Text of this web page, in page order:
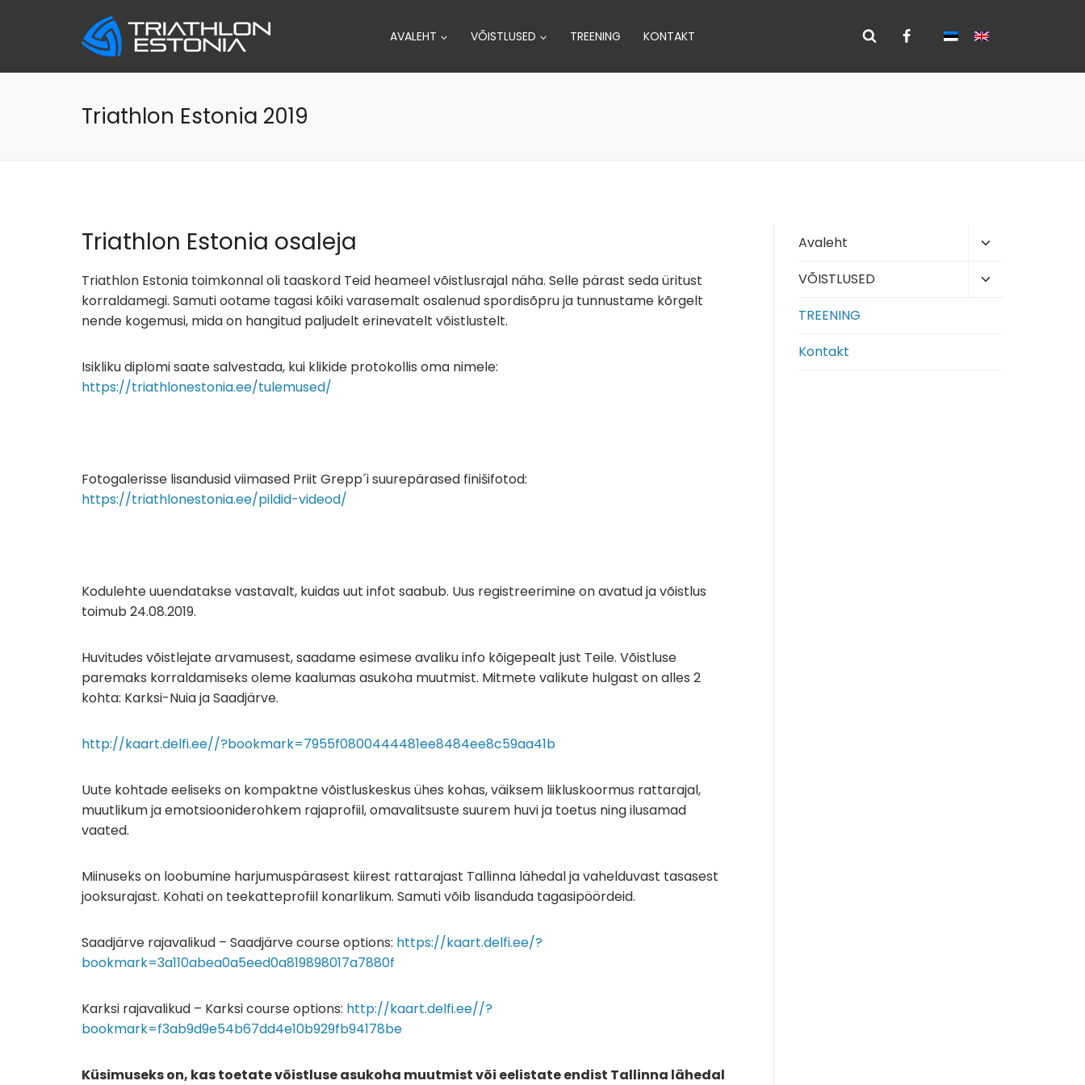
AVALEHT VÕISTLUSED TREENING KONTAKT
Triathlon Estonia 2019
Triathlon Estonia osaleja
Triathlon Estonia toimkonnal oli taaskord Teid heameel võistlusrajal näha. Selle pärast seda üritust
korraldamegi. Samuti ootame tagasi kõiki varasemalt osalenud spordisõpru ja tunnustame kõrgelt
nende kogemusi, mida on hangitud paljudelt erinevatelt võistlustelt.
Isikliku diplomi saate salvestada, kui klikide protokollis oma nimele:
https://triathlonestonia.ee/tulemused/
Fotogalerisse lisandusid viimased Priit Grepp´i suurepärased finišifotod:
https://triathlonestonia.ee/pildid-videod/
Kodulehte uuendatakse vastavalt, kuidas uut infot saabub. Uus registreerimine on avatud ja võistlus
toimub 24.08.2019.
Huvitudes võistlejate arvamusest, saadame esimese avaliku info kõigepealt just Teile. Võistluse
paremaks korraldamiseks oleme kaalumas asukoha muutmist. Mitmete valikute hulgast on alles 2
kohta: Karksi-Nuia ja Saadjärve.
http://kaart.delfi.ee//?bookmark=7955f0800444481ee8484ee8c59aa41b
Uute kohtade eeliseks on kompaktne võistluskeskus ühes kohas, väiksem liikluskoormus rattarajal,
muutlikum ja emotsiooniderohkem rajaprofiil, omavalitsuste suurem huvi ja toetus ning ilusamad
vaated.
Miinuseks on loobumine harjumuspärasest kiirest rattarajast Tallinna lähedal ja vahelduvast tasasest
jooksurajast. Kohati on teekatteprofiil konarlikum. Samuti võib lisanduda tagasipöördeid.
Saadjärve rajavalikud – Saadjärve course options: https://kaart.delfi.ee/?
bookmark=3a110abea0a5eed0a819898017a7880f
Karksi rajavalikud – Karksi course options: http://kaart.delfi.ee//?
bookmark=f3ab9d9e54b67dd4e10b929fb94178be
Küsimuseks on, kas toetate võistluse asukoha muutmist või eelistate endist Tallinna lähedal
Avaleht
Toggle
menu
VÕISTLUSED
Toggle
TREENING
Kontakt